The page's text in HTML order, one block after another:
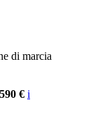
di marcia
€ i